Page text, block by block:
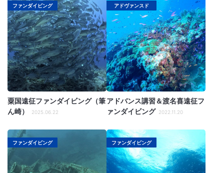
ファンダイビング
粟国遠征ファンダイビング（筆
ん崎）
2025.06.22
アドヴァンスド
アドバンス講習＆渡名喜遠征フ
ァンダイビング 2022.11.20
ファンダイビング ファンダイビング